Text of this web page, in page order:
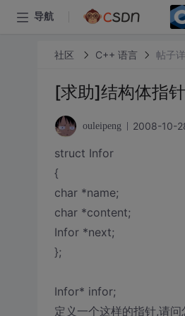
导航
社区 C++ 语言 帖子
[求助]结构体指
ouleipeng 2008-10-
struct Infor
{
char *name;
char *content;
Infor *next;
};
Infor* infor;
定义一个这样的指针,请